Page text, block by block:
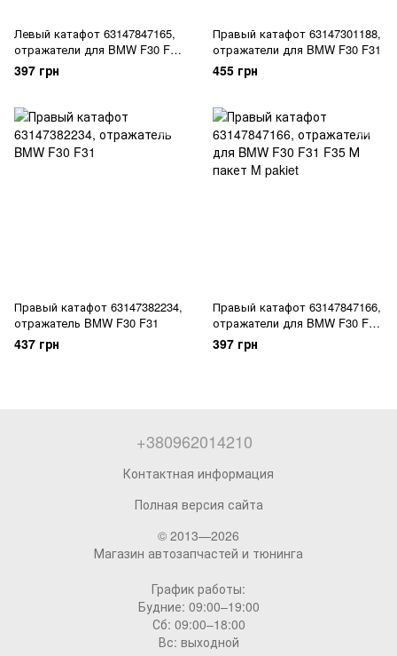
Левый катафот 63147847165,
отражатели для BMW F30 F31
F35 М пакет M pakiet
397 грн
Правый катафот 63147301188,
отражатели для BMW F30 F31
455 грн
Правый катафот 63147382234,
отражатель BMW F30 F31
437 грн
Правый катафот 63147847166,
отражатели для BMW F30 F31
F35 М пакет M pakiet
397 грн
+380962014210
Контактная информация
Полная версия сайта
© 2013—2026
Магазин автозапчастей и тюнинга
График работы:
Будние: 09:00–19:00
Сб: 09:00–18:00
Вс: выходной